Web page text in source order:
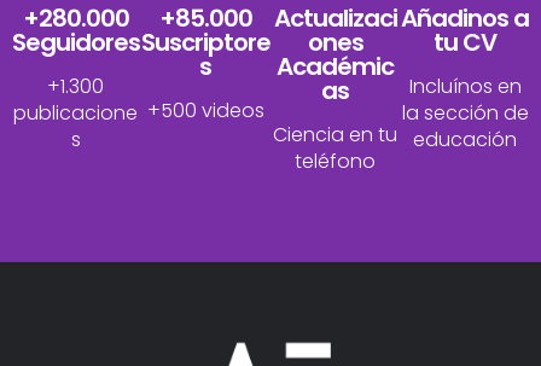
+280.000
Seguidores
+1.300
publicacione
s
+85.000
Suscriptore
s
+500 videos
Actualizaci
ones
Académic
as
Ciencia en tu
teléfono
Añadinos a
tu CV
Incluínos en
la sección de
educación